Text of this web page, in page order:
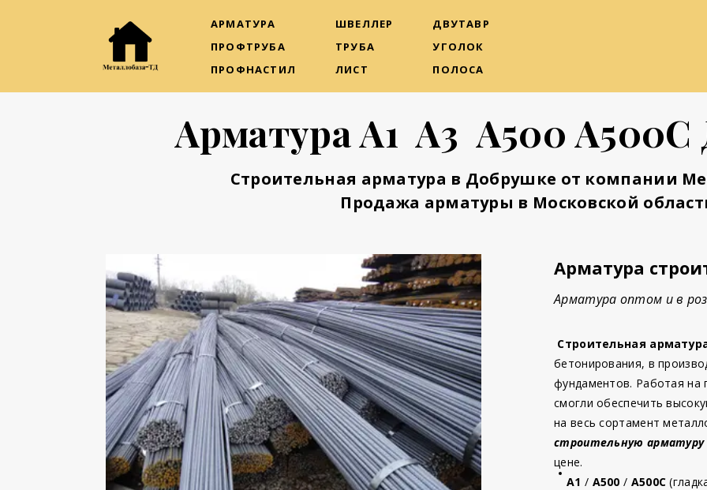
АРМАТУРА
ПРОФТРУБА
ПРОФНАСТИЛ
ШВЕЛЛЕР
ТРУБА
ЛИСТ
ДВУТАВР
УГОЛОК
ПОЛОСА
Арматура А1 А3 А500
Строительная арматура в Добрушке от компании
Продажа арматуры в Московской
Арматура
Арматура оптом и в
Строительная
бетонирования, в
фундаментов. Работая
смогли обеспечить
на весь сортамент
строительную арматур
цене.
А1 / А500 / А500С